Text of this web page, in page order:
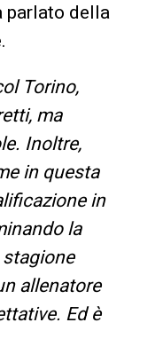
parlato della
Torino,
ma
Inoltre,
in questa
in
la
allenatore
Ed è